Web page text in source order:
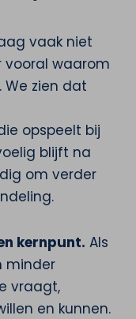
vaak niet
waarom
zien dat
opspeelt bij
blijft na
om verder
kernpunt. Als
minder
vraagt,
en kunnen.